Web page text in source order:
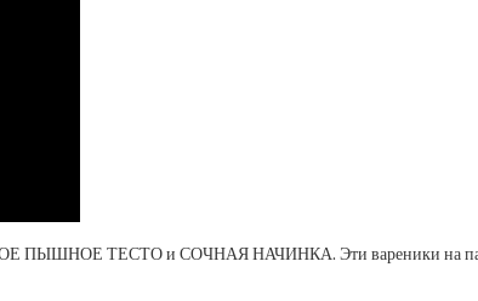
ТЕСТО и СОЧНАЯ НАЧИНКА. Эти вареники на пару